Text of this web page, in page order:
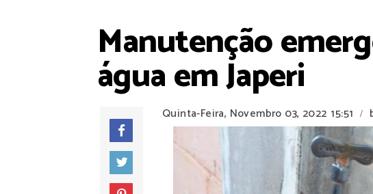
Manutenção
água em Japeri
Quinta-Feira, Novembro 03, 2022 15:51 /